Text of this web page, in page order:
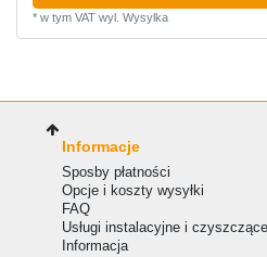
* w tym VATwyl. Wysylka
Informacje
Sposby płatności
Opcje i koszty wysyłki
FAQ
Usługi instalacyjne i czyszczące
Informacja